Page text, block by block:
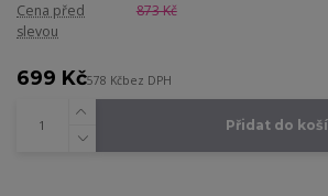
Cena před
slevou
873 Kč
699 Kč578 Kčbez DPH
Přidat do